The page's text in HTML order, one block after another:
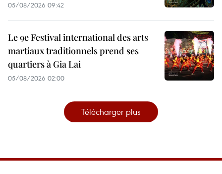
05/08/2026 09:42
Le 9e Festival international des arts
martiaux traditionnels prend ses
quartiers à Gia Lai
05/08/2026 02:00
Télécharger plus